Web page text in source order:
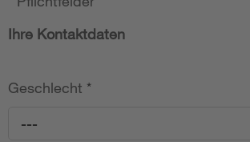
Ihre Kontaktdaten
Geschlecht *
---